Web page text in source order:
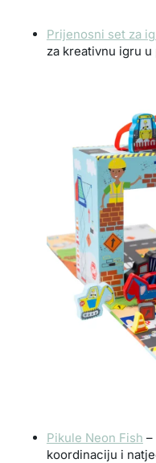
Prijenosni set za
za kreativnu igru u
Pikule Neon Fish –
koordinaciju i